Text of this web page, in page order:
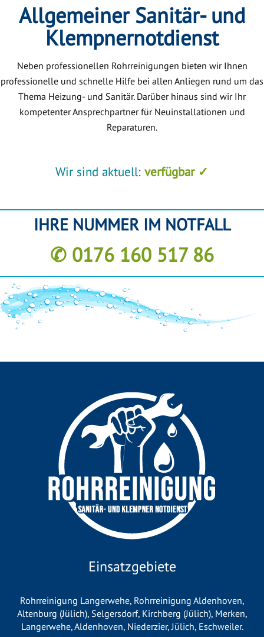
Allgemeiner Sanitär- und
Klempnernotdienst
Neben professionellen Rohrreinigungen bieten wir Ihnen
professionelle und schnelle Hilfe bei allen Anliegen rund um das
Thema Heizung- und Sanitär. Darüber hinaus sind wir Ihr
kompetenter Ansprechpartner für Neuinstallationen und
Reparaturen.
Wir sind aktuell: verfügbar ✓
IHRE NUMMER IM NOTFALL
✆ 0176 160 517 86
Einsatzgebiete
Rohrreinigung Langerwehe, Rohrreinigung Aldenhoven,
Altenburg (Jülich), Selgersdorf, Kirchberg (Jülich), Merken,
Langerwehe,Aldenhoven, Niederzier,Jülich, Eschweiler.